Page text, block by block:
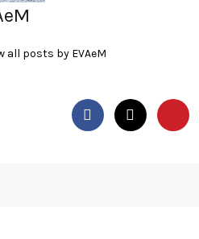
all posts by EVAeM